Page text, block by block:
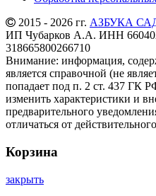
2015 - 2026 гг. АЗБУКА
ИП Чубарков А.А. ИНН
318665800266710
Внимание: информация,
является справочной (не
попадает под п. 2 ст. 437 ГК
изменить характеристики и
предварительного
отличаться от
Корзина
закрыть